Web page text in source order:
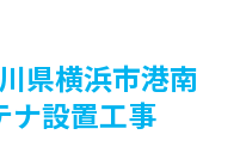
県横浜市港南
設置工事